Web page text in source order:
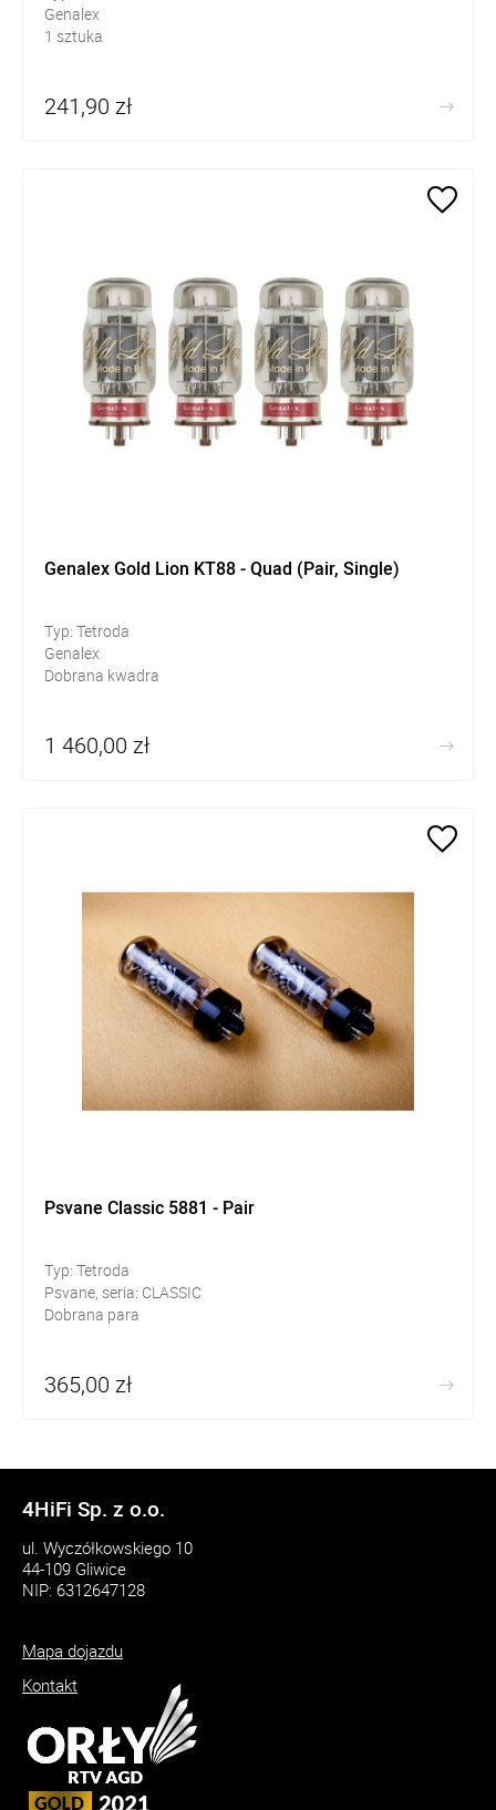
Genalex
1 sztuka
241,90 zł
Genalex Gold Lion KT88 - Quad (Pair, Single)
Typ: Tetroda
Genalex
Dobrana kwadra
1 460,00 zł
Psvane Classic 5881 - Pair
Typ: Tetroda
Psvane, seria: CLASSIC
Dobrana para
365,00 zł
4HiFi Sp. z o.o.
ul. Wyczółkowskiego 10
44-109 Gliwice
NIP: 6312647128
Mapa dojazdu
Kontakt